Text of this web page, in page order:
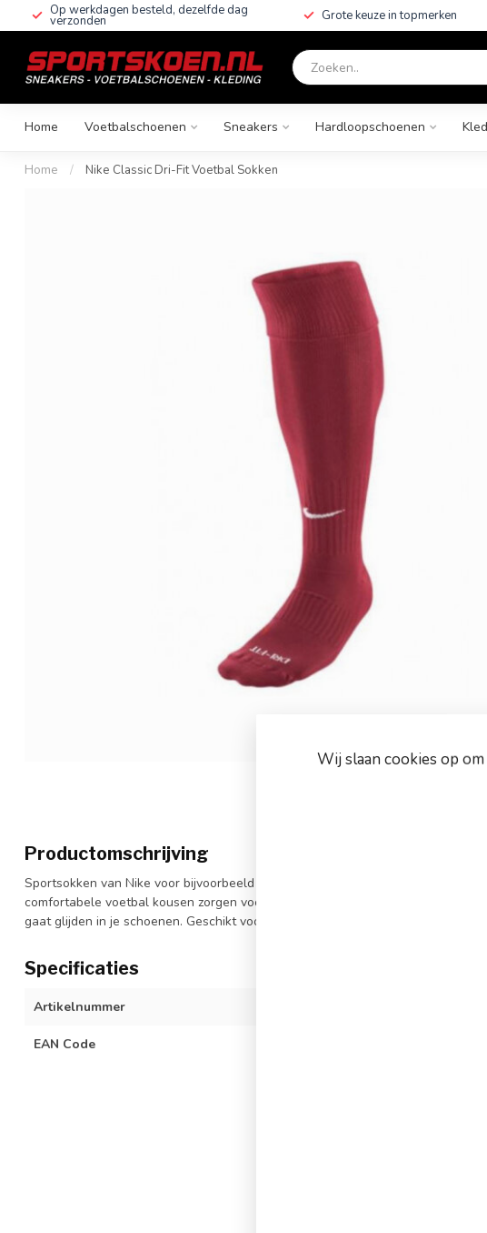
Op werkdagen besteld, dezelfde dag
verzonden Grote keuze in topmerken
Home Voetbalschoenen Sneakers Hardloopschoenen
Home / Nike Classic Dri-Fit Voetbal Sokken
Productomschrijving
Sportsokken van Nike voor bijvoorbeeld voetbal of hockey, de Nike Classic Dri-
comfortabele voetbal kousen zorgen voor een goede demping. Nike heeft een
gaat glijden in je schoenen. Geschikt voor zowel trainingen als wedstrijden.
Specificaties
Artikelnummer
EAN Code
Wij slaan cookies op